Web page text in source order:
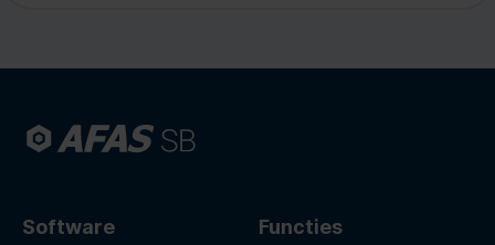
Software Functies